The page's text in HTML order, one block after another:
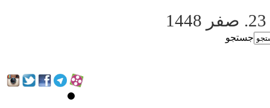
جستجو